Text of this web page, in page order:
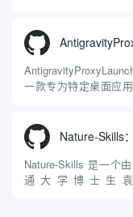
限制，提供集文本、图
频生成于一体的“全模
型能力。平台的核心
包括主打自动化工
一款专为特定桌面应
Windows 平台。当用户
面版 Gemini 客
Antigravity IDE ...
Nature-Skills 是一个
通大学博士生